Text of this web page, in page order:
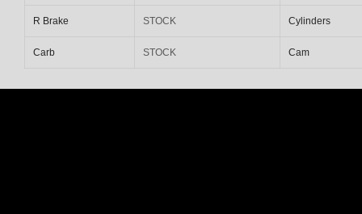
R Brake STOCK Cylinders
Carb STOCK Cam